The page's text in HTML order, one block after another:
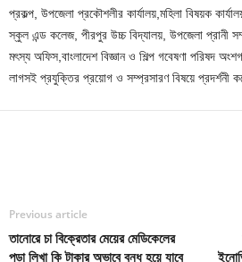
প্রকল্প, উপজেলা প্রকৌশলীর কার্যালয়,মহিলা বিষয়ক
স্কুল এন্ড কলেজ, পীরপুর উচ্চ বিদ্যালয়, উপজেলা প্রানী
মৎস্য অফিস,বাংলাদেশ বিজ্ঞান ও শিল্প গবেষণা পরিষদ
লাগসই প্রযুক্তির প্রয়োগ ও সম্প্রসারণ বিষয়ে প্রদর্শনী
Previous article
তানোরে চা বিক্রেতার মেয়ের মেডিকেলের
পড়া লিখা কি টাকার অভাবে বন্ধ হয়ে যাবে